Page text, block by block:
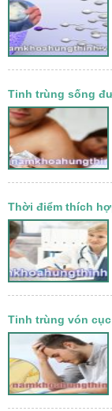
Tinh trùng sống
Thời điểm thích
Tinh trùng vón